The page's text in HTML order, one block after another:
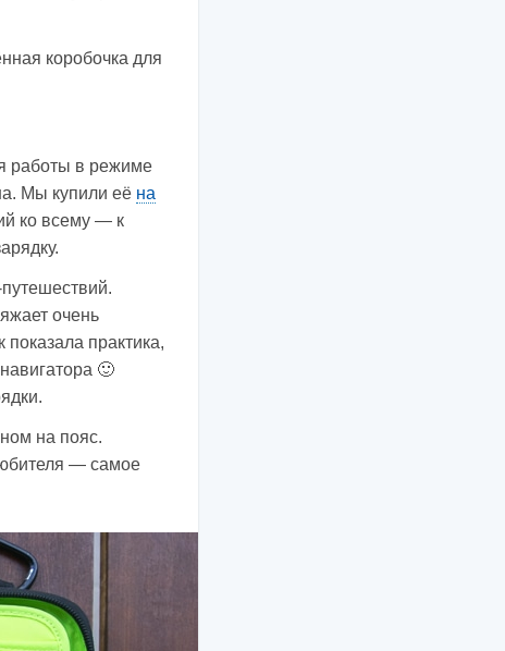
коробочка для
работы в режиме
Мы купили её на
ко всему — к
очень
показала практика,
🙂
на пояс.
— самое